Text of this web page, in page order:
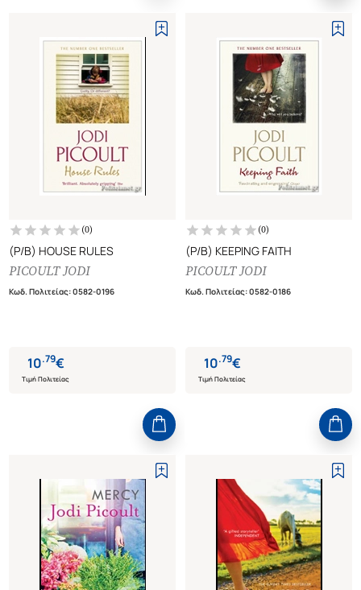
(0)
(P/B) HOUSE RULES
PICOULT JODI
Κωδ. Πολιτείας:0582-0196
10.79€
Τιμή Πολιτείας
(0)
(P/B) KEEPING FAITH
PICOULT JODI
Κωδ. Πολιτείας:0582-0186
10.79€
Τιμή Πολιτείας